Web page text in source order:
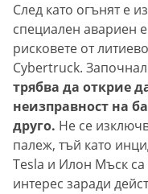
След като огънят е
специален авариен
рисковете от
Cybertruck.
трябва да открие
неизправност на
друго. Не се
палеж, тъй като
Tesla и Илон Мъск
интерес заради